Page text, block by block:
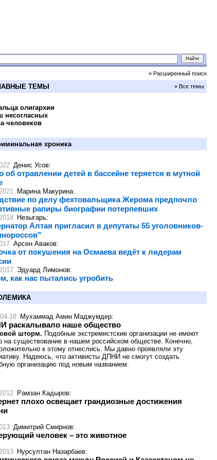
» Расширенный поиск
ТЕМЫ » Все темы
олигархии
несогласных
человеков
хроника
Денис Усов:
об отравлении детей в бассейне теряется в мутной
Марина Макурина:
по делу фехтовальщика Жерома предпочло
рапиры биографии потерпевших
Незыгарь:
Алтая пригласил в депутаты 55 уголовников-
Арсен Аваков:
от покушения на Осмаева ведёт к лидерам
Эдуард Лимонов:
как нас пытались угробить
18 Мухаммад Амин Маджумдер:
раскалывало наше общество
шторм. Подобные экстремистские организации не имеют
на существование в нашем российском обществе. Конечно,
к этому отнеслись. Мы давно проявляли эту
Надеюсь, что активисты ДПНИ не смогут создать
организацию под новым названием.
Рамзан Кадыров:
плохо освещает грандиозные достижения
Димитрий Смирнов:
человек – это животное
Нурсултан Назарбаев: